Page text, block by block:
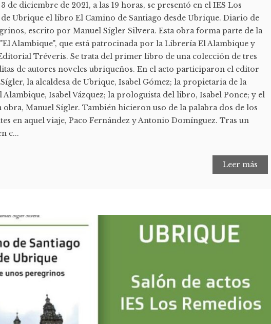
de diciembre de 2021, a las 19 horas, se presentó en el IES Los
Ubrique el libro El Camino de Santiago desde Ubrique. Diario de
escrito por Manuel Sígler Silvera. Esta obra forma parte de la
Alambique", que está patrocinada por la Librería El Alambique y
Tréveris. Se trata del primer libro de una colección de tres
de autores noveles ubriqueños. En el acto participaron el editor
la alcaldesa de Ubrique, Isabel Gómez; la propietaria de la
Isabel Vázquez; la prologuista del libro, Isabel Ponce; y el
obra, Manuel Sígler. También hicieron uso de la palabra dos de los
en aquel viaje, Paco Fernández y Antonio Domínguez. Tras un
e...
Leer más